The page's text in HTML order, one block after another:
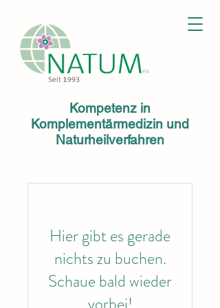
Kompetenz in
Komplementärmedizin und
Naturheilverfahren
Hier gibt es gerade
nichts zu buchen.
Schaue bald wieder